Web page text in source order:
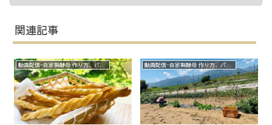
関連記事
動画配信−自家製酵母 作り方、パン作り、オンラインパン教室（わくわくプロジェクト） 動画配信−自家製酵母 作り方、パン作り、オンラインパン教室（わくわくプロジェクト）